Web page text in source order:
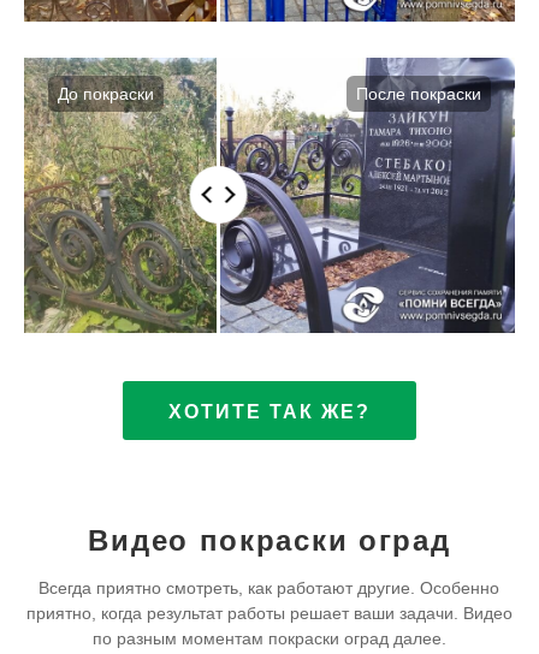
ХОТИТЕ ТАК ЖЕ?
Видео покраски оград
Всегда приятно смотреть, как работают другие. Особенно
приятно, когда результат работы решает ваши задачи. Видео
по разным моментам покраски оград далее.